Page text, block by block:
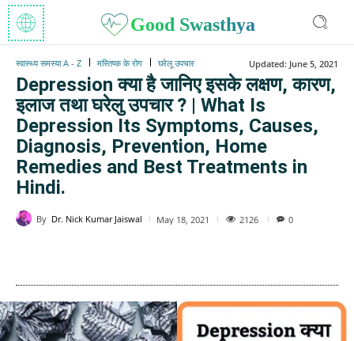
Good Swasthya
स्वास्थ्य समस्या A - Z मस्तिष्क के रोग घरेलू उपचार Updated: June 5, 2021
Depression क्या है जानिए इसके लक्षण, कारण,
इलाज तथा घरेलु उपचार ? | What Is
Depression Its Symptoms, Causes,
Diagnosis, Prevention, Home
Remedies and Best Treatments in
Hindi.
By Dr. Nick Kumar Jaiswal May 18, 2021 2126 0